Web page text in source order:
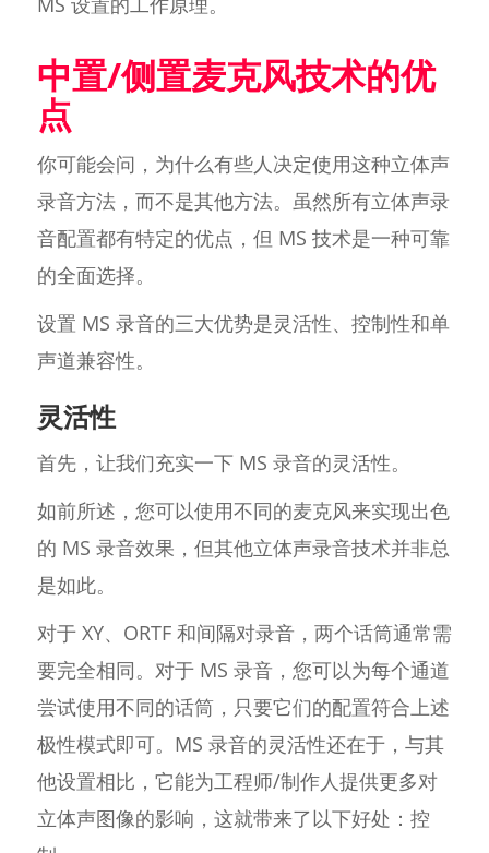
中置/侧置麦克风技术的优
点
你可能会问，为什么有些人决定使用这种立体声
录音方法，而不是其他方法。虽然所有立体声录
音配置都有特定的优点，但 MS 技术是一种可靠
的全面选择。
设置 MS 录音的三大优势是灵活性、控制性和单
声道兼容性。
灵活性
首先，让我们充实一下 MS 录音的灵活性。
如前所述，您可以使用不同的麦克风来实现出色
的 MS 录音效果，但其他立体声录音技术并非总
是如此。
对于 XY、ORTF 和间隔对录音，两个话筒通常需
要完全相同。对于 MS 录音，您可以为每个通道
尝试使用不同的话筒，只要它们的配置符合上述
极性模式即可。MS 录音的灵活性还在于，与其
他设置相比，它能为工程师/制作人提供更多对
立体声图像的影响，这就带来了以下好处：控